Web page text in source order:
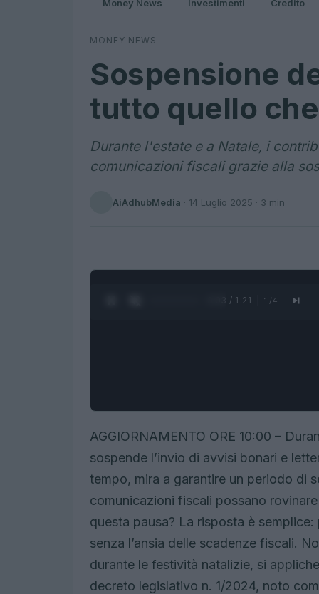
Money News Investimenti Credito
MONEY NEWS
Sospensione
tutto quello che
Durante l'estate e a Natale, i
comunicazioni fiscali grazie alla
AiAdhubMedia · 14 Luglio 2025 · 3 min
0:04 / 1:21 1 /4
AGGIORNAMENTO ORE 10:00 –
sospende l’invio di avvisi bonari e
tempo, mira a garantire un periodo di
comunicazioni fiscali possano
questa pausa? La risposta è
senza l’ansia delle scadenze fiscali.
durante le festività natalizie, si
decreto legislativo n. 1/2024, noto